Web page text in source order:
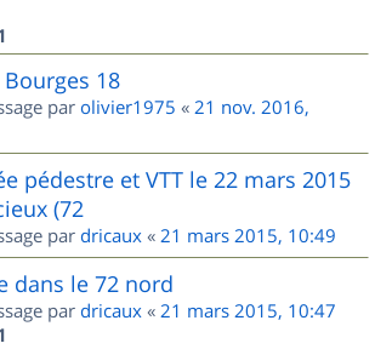
18
par olivier1975 « 21 nov. 2016,
pédestre et VTT le 22 mars 2015
(72
par dricaux « 21 mars 2015, 10:49
dans le 72 nord
par dricaux « 21 mars 2015, 10:47